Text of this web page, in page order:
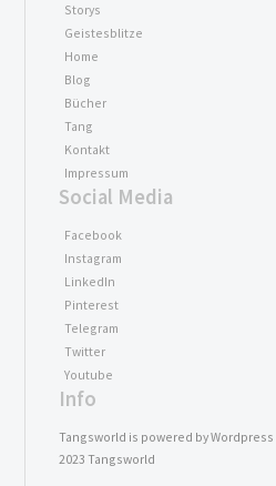
Storys
Geistesblitze
Home
Blog
Bücher
Tang
Kontakt
Impressum
Social Media
Facebook
Instagram
LinkedIn
Pinterest
Telegram
Twitter
Youtube
Info
Tangsworld is powered by
2023 Tangsworld